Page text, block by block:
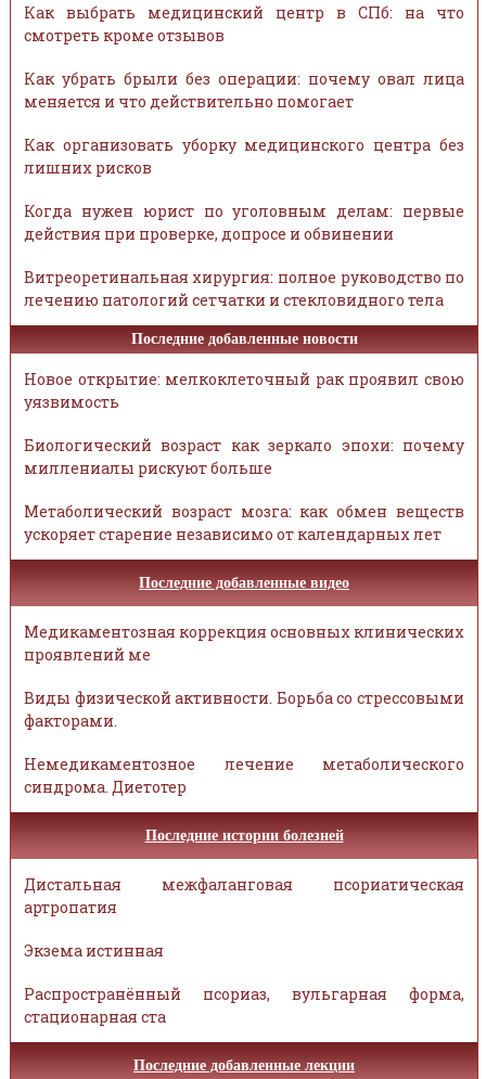
Как выбрать медицинский центр в СПб: на что
смотреть кроме отзывов
Как убрать брыли без операции: почему овал лица
меняется и что действительно помогает
Как организовать уборку медицинского центра без
лишних рисков
Когда нужен юрист по уголовным делам: первые
действия при проверке, допросе и обвинении
Витреоретинальная хирургия: полное руководство по
лечению патологий сетчатки и стекловидного тела
Последние добавленные новости
Новое открытие: мелкоклеточный рак проявил свою
уязвимость
Биологический возраст как зеркало эпохи: почему
миллениалы рискуют больше
Метаболический возраст мозга: как обмен веществ
ускоряет старение независимо от календарных лет
Последние добавленные видео
Медикаментозная коррекция основных клинических
проявлений ме
Виды физической активности. Борьба со стрессовыми
факторами.
Немедикаментозное лечение метаболического
синдрома. Диетотер
Последние истории болезней
Дистальная межфаланговая псориатическая
артропатия
Экзема истинная
Распространённый псориаз, вульгарная форма,
стационарная ста
Последние добавленные лекции